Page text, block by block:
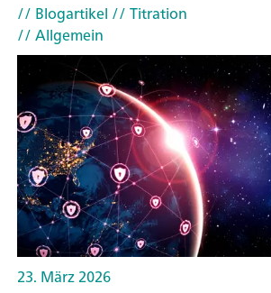
// Blogartikel // Titration
// Allgemein
23. März 2026